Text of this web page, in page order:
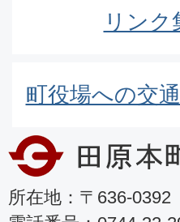
リンク
町役場への交
所在地：〒636-